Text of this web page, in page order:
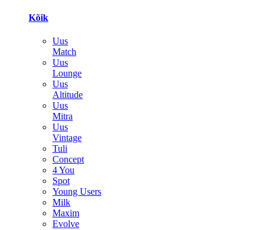
Kõik
Uus
Match
Uus
Lounge
Uus
Altitude
Uus
Mitra
Uus
Vintage
Tuli
Concept
4 You
Spot
Young Users
Milk
Maxim
Evolve